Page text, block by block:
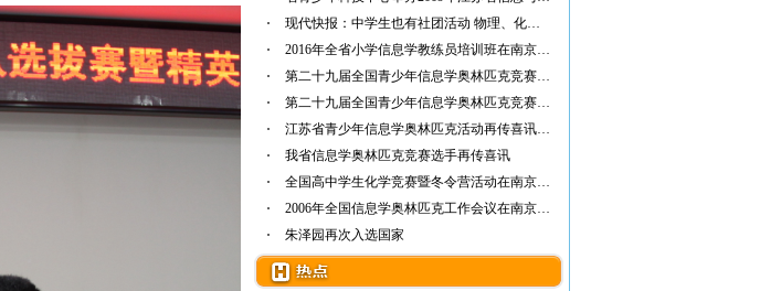
现代快报：中学生也有社团活动 物理、化学不…
2016年全省小学信息学教练员培训班在南京成功…
第二十九届全国青少年信息学奥林匹克竞赛（NO…
第二十九届全国青少年信息学奥林匹克竞赛（NO…
江苏省青少年信息学奥林匹克活动再传喜讯——…
我省信息学奥林匹克竞赛选手再传喜讯
全国高中学生化学竞赛暨冬令营活动在南京举行
2006年全国信息学奥林匹克工作会议在南京召开
朱泽园再次入选国家